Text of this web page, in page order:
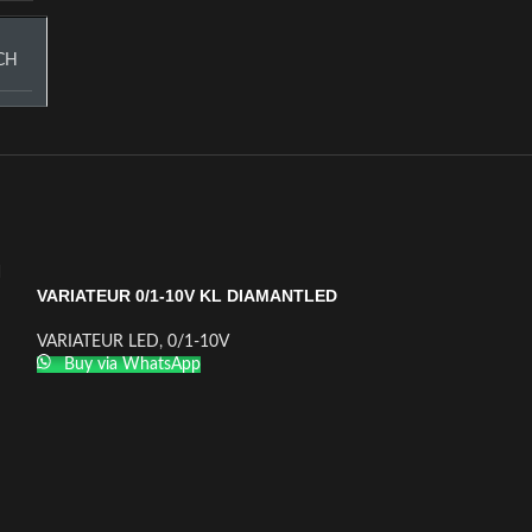
VARIATEUR 0/1-10V KL DIAMANTLED
VARIATEUR LED, 0/1-10V
Buy via WhatsApp